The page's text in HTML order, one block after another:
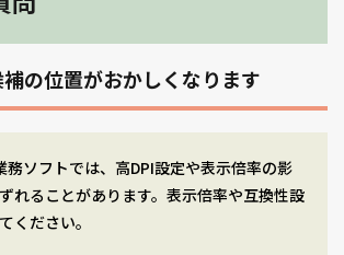
の位置がおかしくなります
務ソフトでは、高DPI設定や表示倍率の影
れることがあります。表示倍率や互換性設
ください。